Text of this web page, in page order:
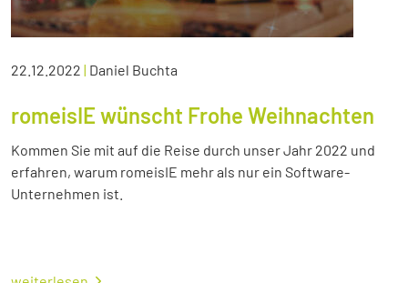
22.12.2022 | Daniel Buchta
romeisIE wünscht Frohe Weihnachten
Kommen Sie mit auf die Reise durch unser Jahr 2022 und
erfahren, warum romeisIE mehr als nur ein Software-
Unternehmen ist.